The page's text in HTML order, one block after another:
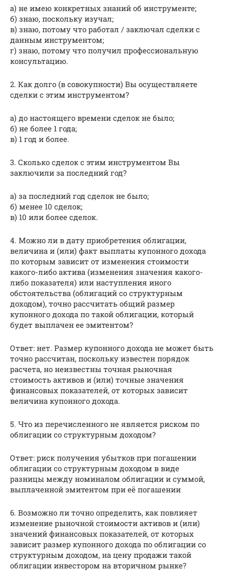
а) не имею конкретных знаний об инструменте;
б) знаю, поскольку изучал;
в) знаю, потому что работал / заключал сделки с
данным инструментом;
г) знаю, потому что получил профессиональную
консультацию.
2. Как долго (в совокупности) Вы осуществляете
сделки с этим инструментом?
а) до настоящего времени сделок не было;
б) не более 1 года;
в) 1 год и более.
3. Сколько сделок с этим инструментом Вы
заключили за последний год?
а) за последний год сделок не было;
б) менее 10 сделок;
в) 10 или более сделок.
4. Можно ли в дату приобретения облигации,
величина и (или) факт выплаты купонного дохода
по которым зависит от изменения стоимости
какого-либо актива (изменения значения какого-
либо показателя) или наступления иного
обстоятельства (облигаций со структурным
доходом), точно рассчитать общий размер
купонного дохода по такой облигации, который
будет выплачен ее эмитентом?
Ответ: нет. Размер купонного дохода не может быть
точно рассчитан, поскольку известен порядок
расчета, но неизвестны точная рыночная
стоимость активов и (или) точные значения
финансовых показателей, от которых зависит
величина купонного дохода.
5. Что из перечисленного не является риском по
облигации со структурным доходом?
Ответ: риск получения убытков при погашении
облигации со структурным доходом в виде
разницы между номиналом облигации и суммой,
выплаченной эмитентом при её погашении
6. Возможно ли точно определить, как повлияет
изменение рыночной стоимости активов и (или)
значений финансовых показателей, от которых
зависит размер купонного дохода по облигации со
структурным доходом, на цену продажи такой
облигации инвестором на вторичном рынке?